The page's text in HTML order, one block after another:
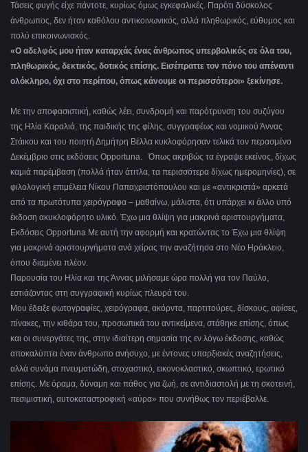
Τάσεις φυγής είχε πάντοτε, κυρίως όμως εγκεφαλικές. Παρότι δύσκολος
άνθρωπος, δεν ήταν καθόλου αντικοινωνικός, αλλά πληθωρικός, εύθυμος και
πολύ επικοινωνιακός.
«Ο αδελφός μου ήταν καταρχάς ένας άνθρωπος υπερβολικός σε όλα του,
πληθωρικός, δεκτικός, δοτικός επίσης. Εισέπραττε τον πόνο του απέναντι
ολόκληρο, όχι στο περίπου, όπως κάνουμε οι περισσότεροι» ξεκίνησε.
Με την αποφασιστική, καθώς λέει, συνδρομή και παρότρυνση του συζύγου
της Ηλία Καραλιά, της παιδικής της φίλης, συγγραφέως και νομικού Άννας
Στάικου και του ποιητή Δημήτρη Βέλλα κυκλοφόρησαν τελικά τον περασμένο
Δεκέμβριο στις εκδόσεις Opportuna. Όπως ακριβώς τα έγραψε εκείνος, δίχως
καμιά παρέμβαση (πολλά ήταν άτιτλα, τα περισσότερα δίχως ημερομηνίες), σε
φιλολογική επιμέλεια Νίκου Παπαχριστόπουλου και με «αντικριστά» αρκετά
από τα πρωτότυπα χειρόγραφα ‒ μαθαίνω, μάλιστα, ότι υπάρχει κι άλλο υπό
έκδοση ακυκλοφόρητο υλικό. Έχω μια θλίψη για μακρινά αριστουργήματα,
Eκδόσεις Opportuna Με αυτή την αφορμή και κρατώντας το Έχω μια θλίψη
για μακρινά αριστουργήματα ανά χείρας την αναζήτησα στο Νέο Ηράκλειο,
όπου διαμένει πλέον.
Παρουσία του Ηλία και της Άννας μιλήσαμε ώρα πολλή για τον Παύλο,
εστιάζοντας στη συγγραφική κυρίως πλευρά του.
Μου έδειξε φωτογραφίες, χειρόγραφα, ακόρντα, παρτιτούρες, δίσκους, αφίσες,
πίνακες, την κιθάρα του, προσωπικά του αντικείμενα, στάθηκε επίσης, όπως
και οι συνεργάτες της, στην ιδιαίτερη σημασία της εν λόγω έκδοσης, καθώς
αποκαλύπτει έναν άνθρωπο ανήσυχο, με έντονες υπαρξιακές αναζητήσεις,
αλλά συνάμα πνευματώδη, στοχαστικό, εικονοκλαστικό, σκωπτικό, ερωτικό
επίσης. Με όραμα, δύναμη και πάθος για ζωή, σε αντιδιαστολή με τη σκοτεινή,
πεσιμιστική, αυτοκαταστροφική «αύρα» που συνήθως τον περιέβαλλε.